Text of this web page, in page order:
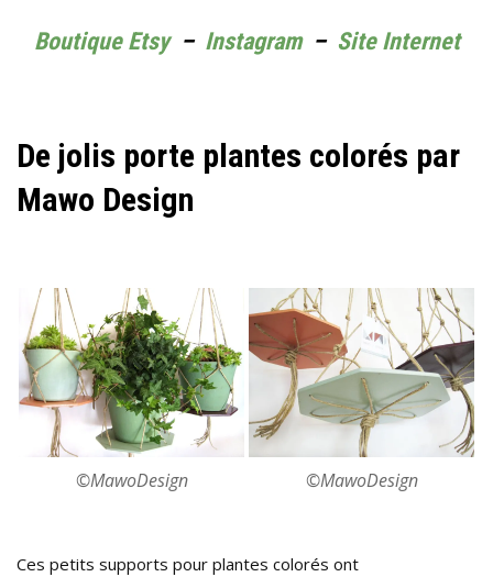
Boutique Etsy– Instagram– Site Internet
De jolis porte plantes colorés par
Mawo Design
©MawoDesign ©MawoDesign
Ces petits supports pour plantes colorés ont